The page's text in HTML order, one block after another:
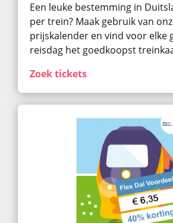
Een leuke bestemming in
per trein? Maak gebruik van
prijskalender en vind voor elke
reisdag het goedkoopst
Zoek tickets